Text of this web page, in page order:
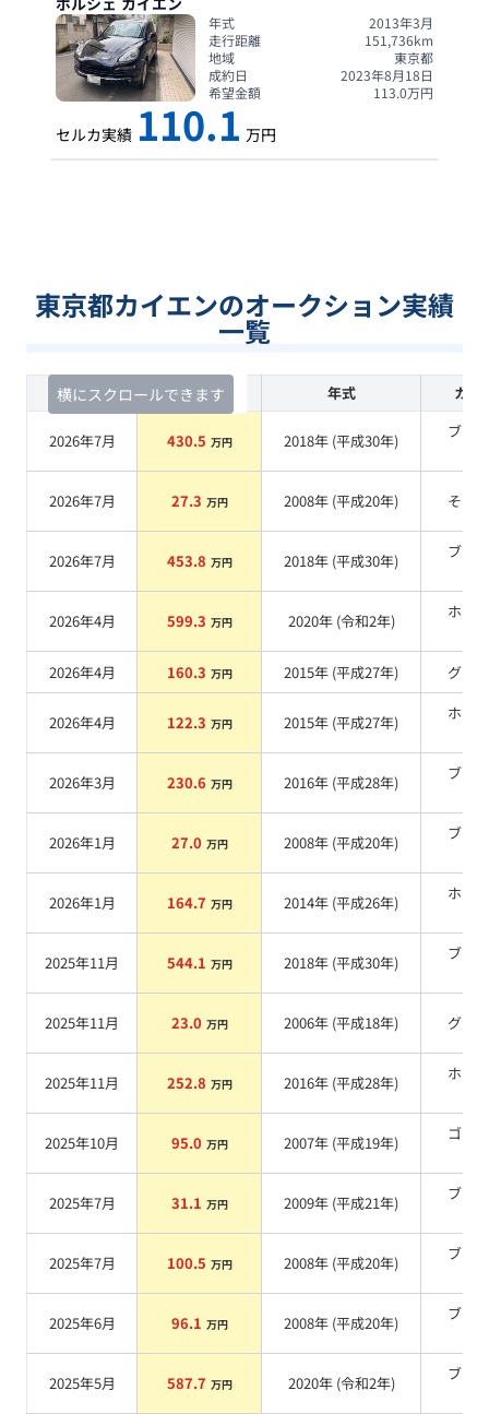
年式
2013年3月
走行距離
151,736km
地域
東京都
成約日
2023年8月18日
希望金額
113.0万円
セルカ実績 110.1 万円
東京都カイエンのオークション実績
一覧
横にスクロールできます
査定時期 セルカ実績 年式 カラ
2026年7月 430.5 万円 2018年 (平成30年)
ブラ
2026年7月 27.3 万円 2008年 (平成20年) その他
2026年7月 453.8 万円 2018年 (平成30年)
ブラ
2026年4月 599.3 万円 2020年 (令和2年)
ホワ
2026年4月
160.3 万円 2015年 (平成27年) グレー
2026年4月 122.3 万円 2015年 (平成27年)
ホワ
2026年3月 230.6 万円 2016年 (平成28年)
ブラ
2026年1月 27.0 万円 2008年 (平成20年)
ブラ
2026年1月 164.7 万円 2014年 (平成26年)
ホワ
2025年11月 544.1 万円 2018年 (平成30年)
ブラ
2025年11月 23.0 万円 2006年 (平成18年) グレー
2025年11月 252.8 万円 2016年 (平成28年)
ホワ
2025年10月 95.0 万円 2007年 (平成19年)
ゴー
2025年7月 31.1 万円 2009年 (平成21年)
ブラ
2025年7月 100.5 万円 2008年 (平成20年)
ブラ
2025年6月 96.1 万円 2008年 (平成20年)
ブラ
2025年5月 587.7 万円 2020年 (令和2年)
ブラ